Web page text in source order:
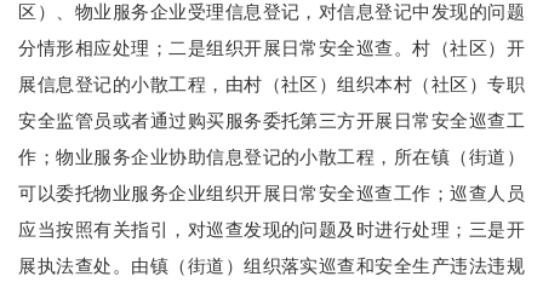
区）、物业服务企业受理信息登记，对信息登记中发现的问题
分情形相应处理；二是组织开展日常安全巡查。村（社区）开
展信息登记的小散工程，由村（社区）组织本村（社区）专职
安全监管员或者通过购买服务委托第三方开展日常安全巡查工
作；物业服务企业协助信息登记的小散工程，所在镇（街道）
可以委托物业服务企业组织开展日常安全巡查工作；巡查人员
应当按照有关指引，对巡查发现的问题及时进行处理；三是开
展执法查处。由镇（街道）组织落实巡查和安全生产违法违规